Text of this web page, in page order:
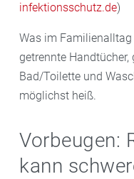
infektionsschutz.de)
Was im
getrennte
Bad/Toilette und
möglichst heiß.
Vorbeugen:
kann